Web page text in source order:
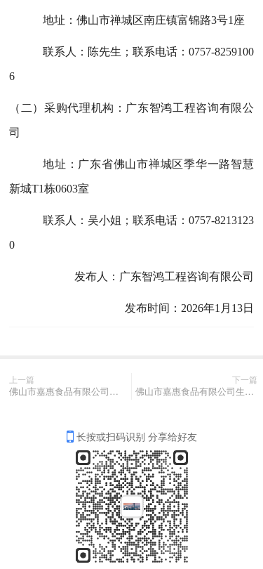
地址：佛山市禅城区南庄镇富锦路3号1座
联系人：陈先生；联系电话： 0757-8259100
6
（二）采购代理机构：广东智鸿工程咨询有限公
司
地址：广东省佛山市禅城区季华一路智慧
新城T1栋0603室
联系人：吴小姐；联系电话： 0757-8213123
0
发布人：广东智鸿工程咨询有限公司
发布时间：2026年1月 13日
上一篇
佛山市嘉惠食品有限公司生猪猪副产品项目第一期（七次）竞价公告
下一篇
佛山市嘉惠食品有限公司生猪猪副产品项目第一期（六次）竞价公告
长按或扫码识别 分享给好友